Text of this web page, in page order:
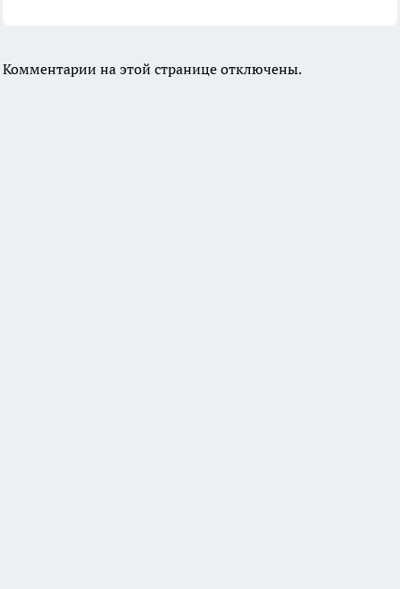
Комментарии на этой странице отключены.